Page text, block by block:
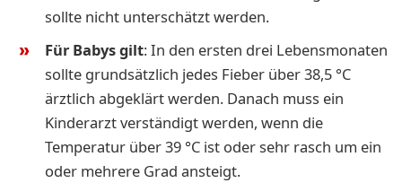
sollte nicht unterschätzt werden.
Für Babys gilt: In den ersten drei Lebensmonaten
sollte grundsätzlich jedes Fieber über 38,5 °C
ärztlich abgeklärt werden. Danach muss ein
Kinderarzt verständigt werden, wenn die
Temperatur über 39 °C ist oder sehr rasch um ein
oder mehrere Grad ansteigt.